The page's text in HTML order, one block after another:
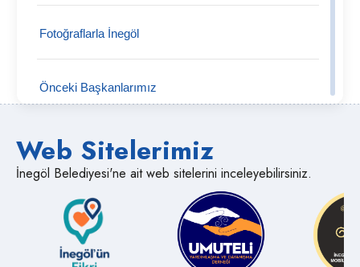
Şipali Mahallesi
Şehitler Mahallesi
Süpürtü Mahallesi
Sülüklügöl Mahallesi
Süle Mahallesi
Fotoğraflarla İnegöl
Önceki Başkanlarımız
Semt Pazarları
Medya İnegöl
Muhtarlıklar
Web Sitelerimiz
İnegöl Belediyesi'ne ait web sitelerini inceleyebilirsiniz.